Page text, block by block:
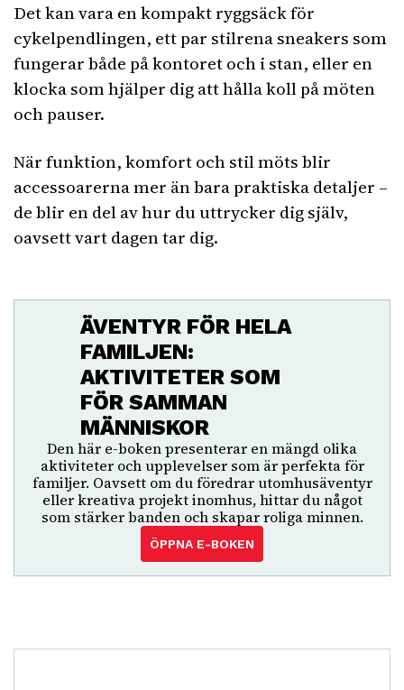
Det kan vara en kompakt ryggsäck för
cykelpendlingen, ett par stilrena sneakers som
fungerar både på kontoret och i stan, eller en
klocka som hjälper dig att hålla koll på möten
och pauser.
När funktion, komfort och stil möts blir
accessoarerna mer än bara praktiska detaljer –
de blir en del av hur du uttrycker dig själv,
oavsett vart dagen tar dig.
ÄVENTYR FÖR HELA
FAMILJEN:
AKTIVITETER SOM
FÖR SAMMAN
MÄNNISKOR
Den här e-boken presenterar en mängd olika
aktiviteter och upplevelser som är perfekta för
familjer. Oavsett om du föredrar utomhusäventyr
eller kreativa projekt inomhus, hittar du något
som stärker banden och skapar roliga minnen.
ÖPPNA E-BOKEN